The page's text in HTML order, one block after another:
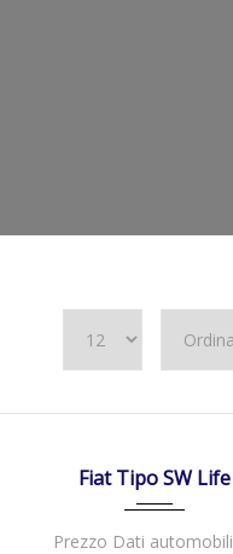
Fiat Tipo SW Life
Prezzo Dati automobili